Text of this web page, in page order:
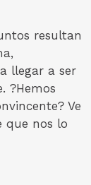
resultan
llegar a ser
?Hemos
Ve
que nos lo